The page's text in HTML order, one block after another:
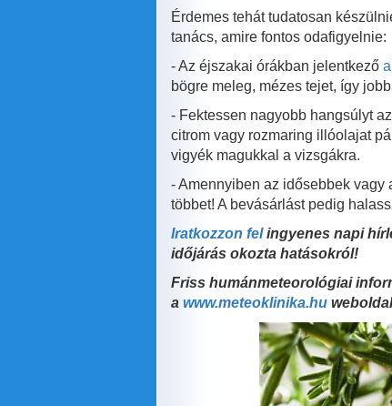
Érdemes tehát tudatosan
tanács, amire fontos odafigyelnie:
- Az éjszakai órákban jelentkező
bögre meleg, mézes tejet, így
- Fektessen nagyobb hangsúlyt
citrom vagy rozmaring illóolajat
vigyék magukkal a vizsgákra.
- Amennyiben az idősebbek vagy
többet! A bevásárlást pedig
Iratkozzon felingyenes napi
időjárás okozta hatásokról!
Friss humánmeteorológiai
a www.meteoklinika.hu